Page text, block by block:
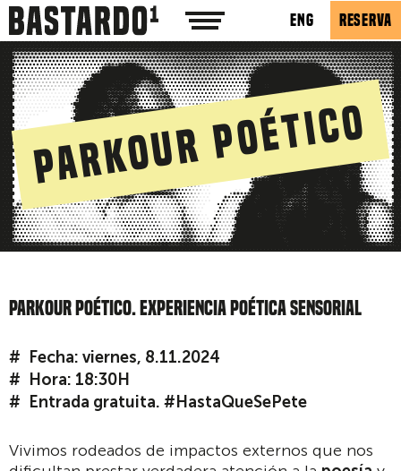
ENG RESERVA
Parkour Poético
PARKOUR POÉTICO. EXPERIENCIA POÉTICA SENSORIAL
Fecha: viernes, 8.11.2024
Hora: 18:30H
Entrada gratuita. #HastaQueSePete
Vivimos rodeados de impactos externos que nos